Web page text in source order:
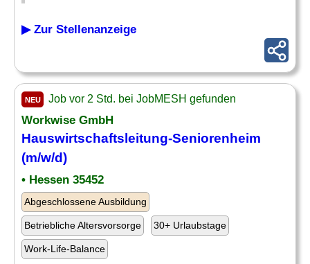
▶ Zur Stellenanzeige
NEU Job vor 2 Std. bei JobMESH gefunden
Workwise GmbH
Hauswirtschaftsleitung-Seniorenheim
(m/w/d)
• Hessen 35452
Abgeschlossene Ausbildung
Betriebliche Altersvorsorge 30+ Urlaubstage
Work-Life-Balance